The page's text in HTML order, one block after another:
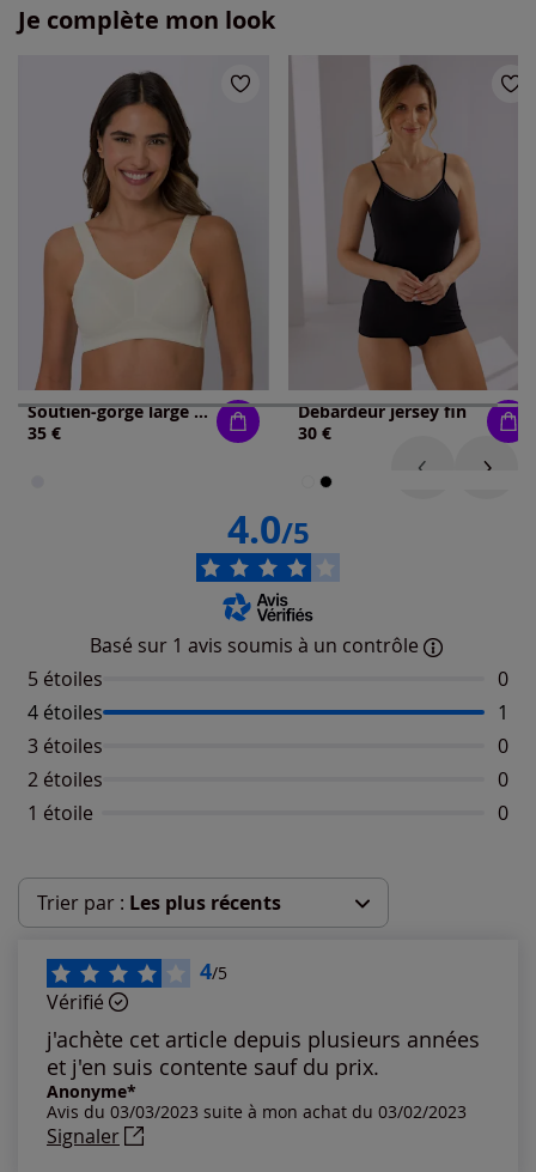
Je complète mon look
Soutien-gorge large sans armatures bon. c, d, e
35 €
Débardeur jersey fin
30 €
4.0/5
Basé sur 1 avis soumis à un contrôle
5 étoiles
0
4 étoiles
1
3 étoiles
0
2 étoiles
0
1 étoile
0
Trier par : Les plus récents
Les plus récents
Les plus anciens
Notes les plus élevées
Notes les plus basses
4/5
Vérifié
j'achète cet article depuis plusieurs années
et j'en suis contente sauf du prix.
Anonyme*
Avis du 03/03/2023 suite à mon achat du 03/02/2023
Signaler